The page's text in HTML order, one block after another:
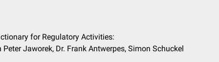
for Regulatory Activities:
Peter Jaworek, Dr. Frank Antwerpes, Simon Schuckel